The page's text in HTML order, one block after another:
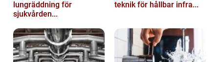
lungräddning för
sjukvården...
teknik för hållbar infra...